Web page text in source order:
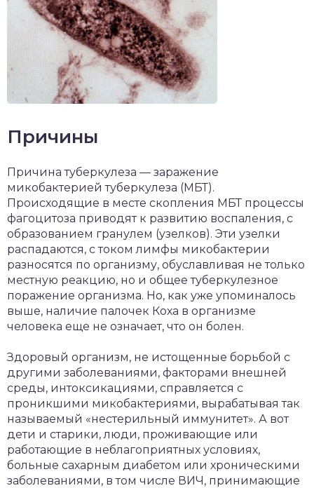
Причины
Причина туберкулеза — заражение
микобактерией туберкулеза (МБТ).
Происходящие в месте скопления МБТ процессы
фагоцитоза приводят к развитию воспаления, с
образованием гранулем (узелков). Эти узелки
распадаются, с током лимфы микобактерии
разносятся по организму, обуславливая не только
местную реакцию, но и общее туберкулезное
поражение организма. Но, как уже упоминалось
выше, наличие палочек Коха в организме
человека еще не означает, что он болен.
Здоровый организм, не истощенные борьбой с
другими заболеваниями, факторами внешней
среды, интоксикациями, справляется с
проникшими микобактериями, вырабатывая так
называемый «нестерильный иммунитет». А вот
дети и старики, люди, проживающие или
работающие в неблагоприятных условиях,
больные сахарным диабетом или хроническими
заболеваниями, в том числе ВИЧ, принимающие